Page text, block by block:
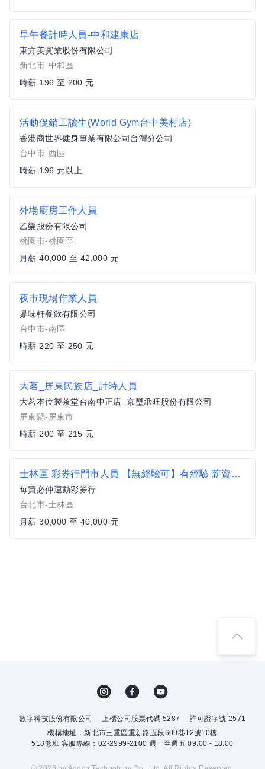
早午餐計時人員-中和建康店
東方美實業股份有限公司
新北市-中和區
時薪 196 至 200 元
活動促銷工讀生(World Gym台中美村店)
香港商世界健身事業有限公司台灣分公司
台中市-西區
時薪 196 元以上
外場廚房工作人員
乙樂股份有限公司
桃園市-桃園區
月薪 40,000 至 42,000 元
夜市現場作業人員
鼎味軒餐飲有限公司
台中市-南區
時薪 220 至 250 元
大茗_屏東民族店_計時人員
大茗本位製茶堂台南中正店_京璽承旺股份有限公司
屏東縣-屏東市
時薪 200 至 215 元
士林區 彩券行門市人員 【無經驗可】有經驗 薪資面議
每買必仲運動彩券行
台北市-士林區
月薪 30,000 至 40,000 元
數字科技股份有限公司 上櫃公司股票代碼 5287
許可證字號 2571
機構地址：新北市三重區重新路五段609巷12號10樓
518熊班 客服專線：02-2999-2100 週一至週五 09:00 - 18:00